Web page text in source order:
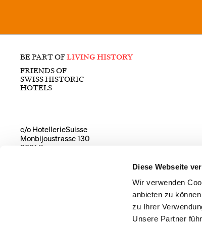
Diese Webseite
Wir verwenden
anbieten zu
zu Ihrer
Unsere Partner
BE PART OFLIVING HISTORY
FRIENDS OF
SWISS HISTORIC
HOTELS
c/o HotellerieSuisse
Monbijoustrasse 130
3001 Bern